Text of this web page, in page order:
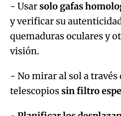
- Usarsolo gafas
y verificar su
quemaduras oculares y
visión.
- No mirar al sol a través
telescopiossin filtro